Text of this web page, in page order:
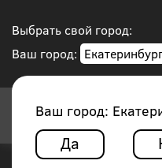
Выбрать свой город:
Ваш город:
Ваш город:
Да